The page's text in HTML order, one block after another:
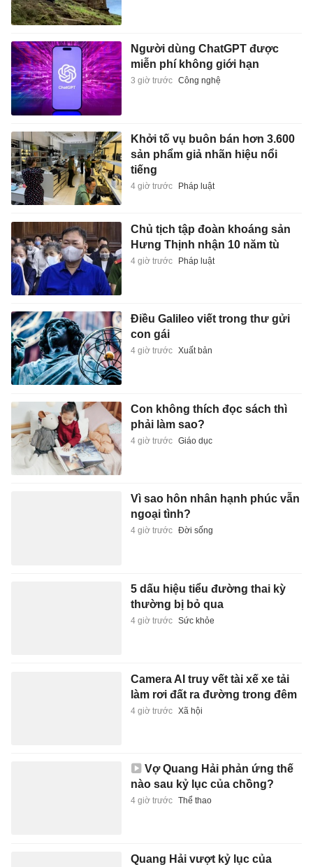
Người dùng ChatGPT được
miễn phí không giới hạn
3 giờ trước Công nghệ
Khởi tố vụ buôn bán hơn 3.600
sản phẩm giả nhãn hiệu nổi
tiếng
4 giờ trước Pháp luật
Chủ tịch tập đoàn khoáng sản
Hưng Thịnh nhận 10 năm tù
4 giờ trước Pháp luật
Điều Galileo viết trong thư gửi
con gái
4 giờ trước Xuất bản
Con không thích đọc sách thì
phải làm sao?
4 giờ trước Giáo dục
Vì sao hôn nhân hạnh phúc vẫn
ngoại tình?
4 giờ trước Đời sống
5 dấu hiệu tiểu đường thai kỳ
thường bị bỏ qua
4 giờ trước Sức khỏe
Camera AI truy vết tài xế xe tải
làm rơi đất ra đường trong đêm
4 giờ trước Xã hội
Vợ Quang Hải phản ứng thế
nào sau kỷ lục của chồng?
4 giờ trước Thể thao
Quang Hải vượt kỷ lục của